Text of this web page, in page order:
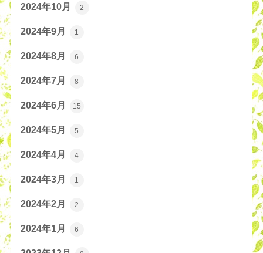
2024年10月 2
2024年9月 1
2024年8月 6
2024年7月 8
2024年6月 15
2024年5月 5
2024年4月 4
2024年3月 1
2024年2月 2
2024年1月 6